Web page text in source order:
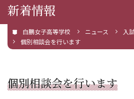
新着情報
白鵬女子高等学校 ニュース
入
個別相談会を行います
個別相談会を行います